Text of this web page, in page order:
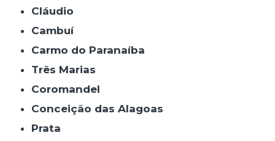
Cláudio
Cambuí
Carmo do Paranaíba
Três Marias
Coromandel
Conceição das Alagoas
Prata